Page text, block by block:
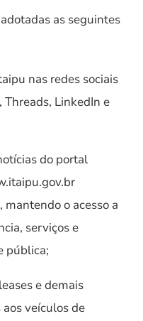
as seguintes
nas redes sociais
Threads, LinkedIn e
do portal
o acesso a
serviços e
pública;
e demais
veículos de